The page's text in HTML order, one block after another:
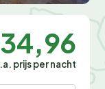
prijs per nacht